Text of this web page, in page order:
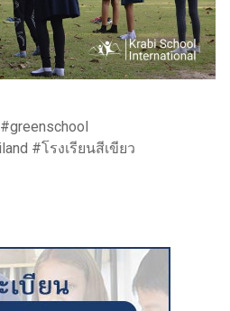
#โรงเรียนสีเขียว